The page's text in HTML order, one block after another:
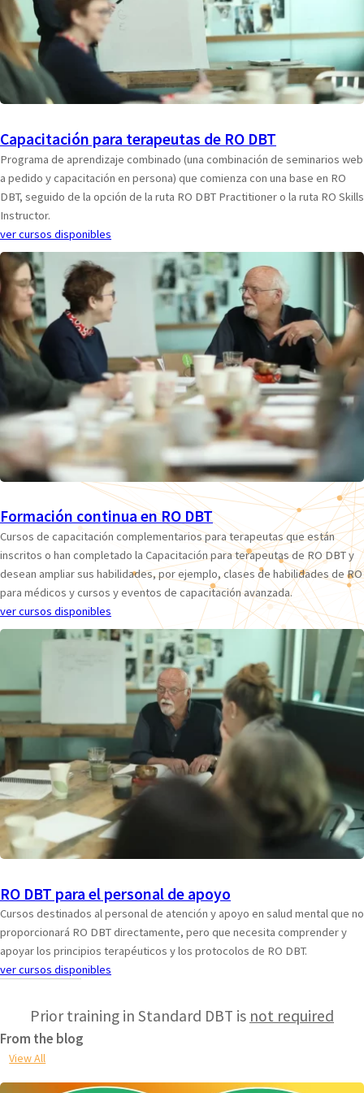
Capacitación para terapeutas de RO DBT
Programa de aprendizaje combinado (una combinación de seminarios web
a pedido y capacitación en persona) que comienza con una base en RO
DBT, seguido de la opción de la ruta RO DBT Practitioner o la ruta RO Skills
Instructor.
ver cursos disponibles
Formación continua en RO DBT
Cursos de capacitación complementarios para terapeutas que están
inscritos o han completado la Capacitación para terapeutas de RO DBT y
desean ampliar sus habilidades, por ejemplo, clases de habilidades de RO
para médicos y cursos y eventos de capacitación avanzada.
ver cursos disponibles
RO DBT para el personal de apoyo
Cursos destinados al personal de atención y apoyo en salud mental que no
proporcionará RO DBT directamente, pero que necesita comprender y
apoyar los principios terapéuticos y los protocolos de RO DBT.
ver cursos disponibles
Prior training in Standard DBT is not required
From the blog
View All